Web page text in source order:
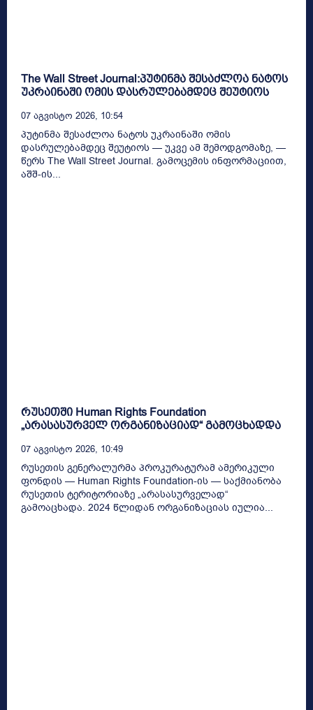
The Wall Street Journal:პუტინმა შესაძლოა ნატოს
უკრაინაში ომის დასრულებამდეც შეუტიოს
07 Აგვისტო 2026, 10:54
პუტინმა შესაძლოა ნატოს უკრაინაში ომის
დასრულებამდეც შეუტიოს — უკვე ამ შემოდგომაზე, —
წერს The Wall Street Journal. გამოცემის ინფორმაციით,
აშშ-ის...
რუსეთში Human Rights Foundation
„არასასურველ ორგანიზაციად“ გამოცხადდა
07 Აგვისტო 2026, 10:49
რუსეთის გენერალურმა პროკურატურამ ამერიკული
ფონდის — Human Rights Foundation-ის — საქმიანობა
რუსეთის ტერიტორიაზე „არასასურველად“
გამოაცხადა. 2024 წლიდან ორგანიზაციას იულია...